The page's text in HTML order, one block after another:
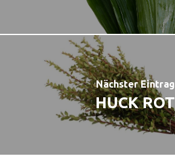
Nächster Eintrag
HUCK ROT